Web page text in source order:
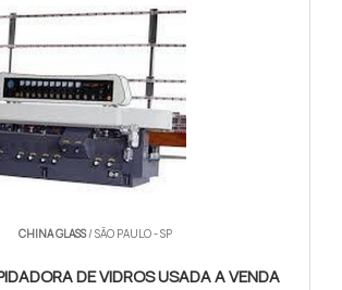
CHINA GLASS/ SÃO PAULO - SP
DE VIDROS USADA A VENDA